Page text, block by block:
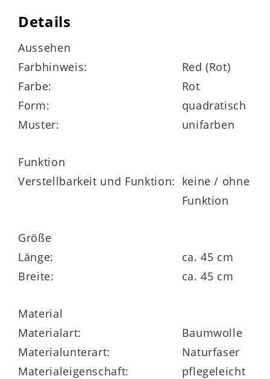
waschbar bis 30 Grad
auf links bügeln
nicht trocknergeeignet, nicht chemisch
in vielen weiteren Farben und
Details
Aussehen
Farbhinweis:
Red (Rot)
Farbe:
Rot
Form:
quadratisch
Muster:
unifarben
Funktion
Verstellbarkeit und Funktion: keine / ohne
Funktion
Größe
Länge:
ca. 45 cm
Breite:
ca. 45 cm
Material
Materialart:
Baumwolle
Materialunterart:
Naturfaser
Materialeigenschaft:
pflegeleicht